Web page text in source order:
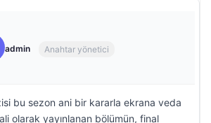
admin Anahtar yönetici
bu sezon ani bir kararla ekrana veda
olarak yayınlanan bölümün, final